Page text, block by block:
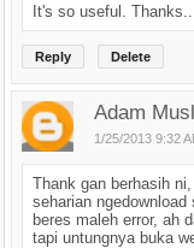
It's so useful. Thanks....
Reply Delete
Adam
1/25/2013 9:32
Thank gan berhasih
seharian
beres maleh error, ah
tapi untungnya buka